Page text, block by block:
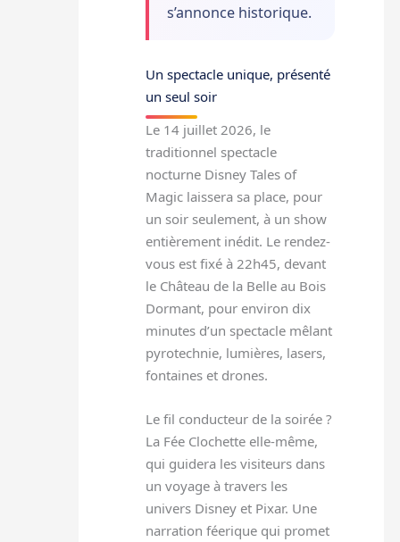
s’annonce historique.
Un spectacle unique, présenté
un seul soir
Le 14 juillet 2026, le
traditionnel spectacle
nocturne Disney Tales of
Magic laissera sa place, pour
un soir seulement, à un show
entièrement inédit. Le rendez-
vous est fixé à 22h45, devant
le Château de la Belle au Bois
Dormant, pour environ dix
minutes d’un spectacle mêlant
pyrotechnie, lumières, lasers,
fontaines et drones.
Le fil conducteur de la soirée ?
La Fée Clochette elle-même,
qui guidera les visiteurs dans
un voyage à travers les
univers Disney et Pixar. Une
narration féerique qui promet